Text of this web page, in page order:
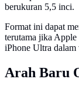
berukuran 5,5 inci.
Format ini dapat
terutama jika Apple
iPhone Ultra dalam
Arah Baru